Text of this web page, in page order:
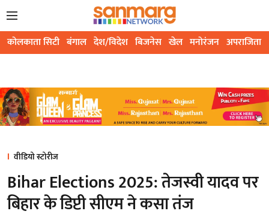
कोलकाता सिटी बंगाल देश/विदेश बिजनेस खेल मनोरंजन अपराजिता
वीडियो स्टोरीज
Bihar Elections 2025: तेजस्वी यादव पर
बिहार के डिप्टी सीएम ने कसा तंज